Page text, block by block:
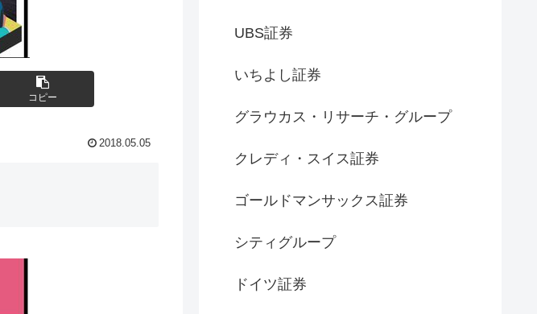
コピー
2018.05.05
UBS証券
いちよし証券
グラウカス・リサーチ・グループ
クレディ・スイス証券
ゴールドマンサックス証券
シティグループ
ドイツ証券